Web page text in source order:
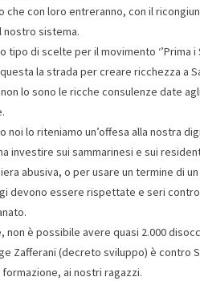
che con loro entreranno, con il
nostro sistema.
tipo di scelte per il movimento ‘’Prima
la strada per creare ricchezza a
lo sono le ricche consulenze date
noi lo riteniamo un’offesa alla nostra
investire sui sammarinesi e sui
abusiva, o per usare un termine di
devono essere rispettate e seri
non è possibile avere quasi 2.000
Zafferani (decreto sviluppo) è contro
ai nostri ragazzi.